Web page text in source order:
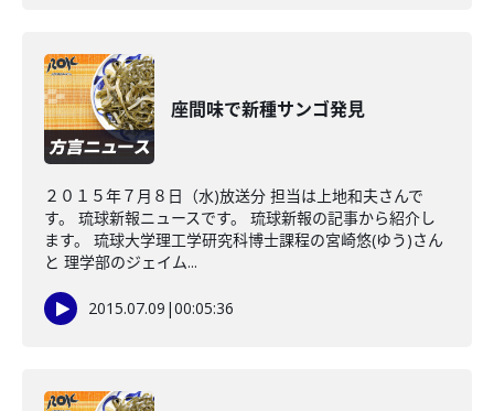
座間味で新種サンゴ発見
２０１５年７月８日（水)放送分 担当は上地和夫さんで
す。 琉球新報ニュースです。 琉球新報の記事から紹介し
ます。 琉球大学理工学研究科博士課程の宮崎悠(ゆう)さん
と 理学部のジェイム...
2015.07.09 |00:05:36